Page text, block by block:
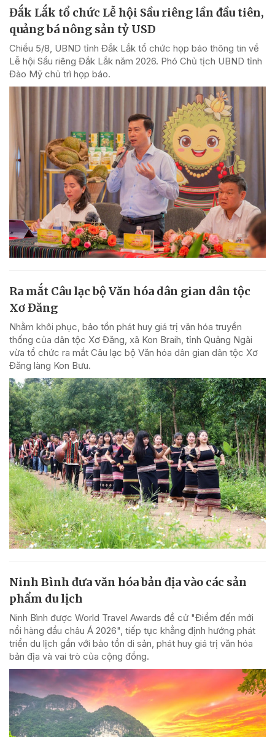
Đắk Lắk tổ chức Lễ hội Sầu riêng lần đầu tiên,
quảng bá nông sản tỷ USD
Chiều 5/8, UBND tỉnh Đắk Lắk tổ chức họp báo thông tin về
Lễ hội Sầu riêng Đắk Lắk năm 2026. Phó Chủ tịch UBND tỉnh
Đào Mỹ chủ trì họp báo.
Ra mắt Câu lạc bộ Văn hóa dân gian dân tộc
Xơ Đăng
Nhằm khôi phục, bảo tồn phát huy giá trị văn hóa truyền
thống của dân tộc Xơ Đăng, xã Kon Braih, tỉnh Quảng Ngãi
vừa tổ chức ra mắt Câu lạc bộ Văn hóa dân gian dân tộc Xơ
Đăng làng Kon Bưu.
Ninh Bình đưa văn hóa bản địa vào các sản
phẩm du lịch
Ninh Bình được World Travel Awards đề cử "Điểm đến mới
nổi hàng đầu châu Á 2026", tiếp tục khẳng định hướng phát
triển du lịch gắn với bảo tồn di sản, phát huy giá trị văn hóa
bản địa và vai trò của cộng đồng.